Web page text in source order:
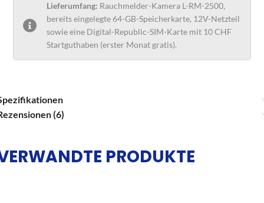
Lieferumfang: Rauchmelder-Kamera L-RM-2500,
bereits eingelegte 64-GB-Speicherkarte, 12V-Netzteil
sowie eine Digital-Republic-SIM-Karte mit 10 CHF
Startguthaben (erster Monat gratis).
(6)
PRODUKTE